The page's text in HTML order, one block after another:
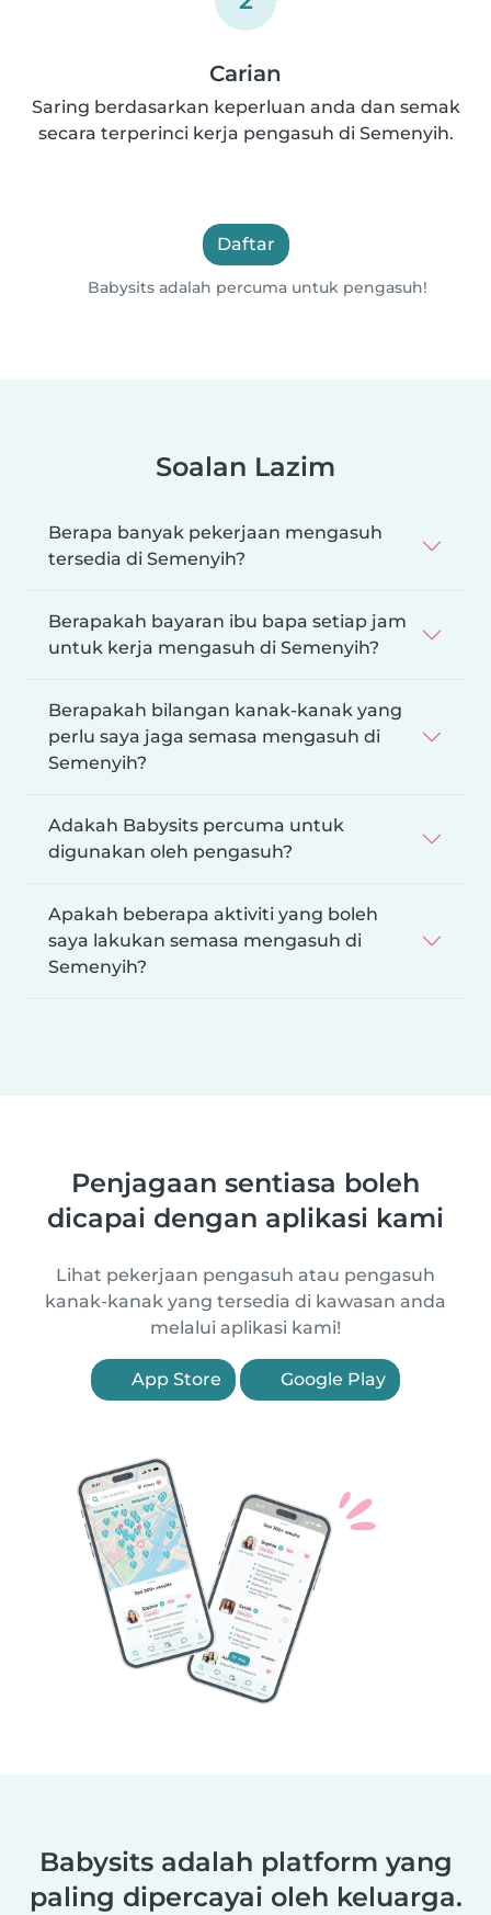
Carian
Saring berdasarkan keperluan anda dan semak
secara terperinci kerja pengasuh di Semenyih.
Daftar
Babysits adalah percuma untuk pengasuh!
Soalan Lazim
Berapa banyak pekerjaan mengasuh
tersedia di Semenyih?
Berapakah bayaran ibu bapa setiap jam
untuk kerja mengasuh di Semenyih?
Berapakah bilangan kanak-kanak yang
perlu saya jaga semasa mengasuh di
Semenyih?
Adakah Babysits percuma untuk
digunakan oleh pengasuh?
Apakah beberapa aktiviti yang boleh
saya lakukan semasa mengasuh di
Semenyih?
Penjagaan sentiasa boleh
dicapai dengan aplikasi kami
Lihat pekerjaan pengasuh atau pengasuh
kanak-kanak yang tersedia di kawasan anda
melalui aplikasi kami!
App Store Google Play
Babysits adalah platform yang
paling dipercayai oleh keluarga.